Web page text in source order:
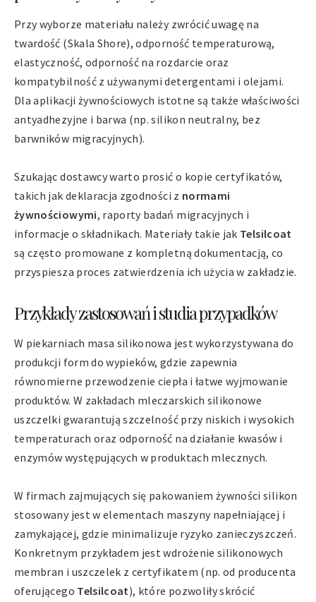
Przy wyborze materiału należy zwrócić uwagę na
twardość (Skala Shore), odporność temperaturową,
elastyczność, odporność na rozdarcie oraz
kompatybilność z używanymi detergentami i olejami.
Dla aplikacji żywnościowych istotne są także właściwości
antyadhezyjne i barwa (np. silikon neutralny, bez
barwników migracyjnych).
Szukając dostawcy warto prosić o kopie certyfikatów,
takich jak deklaracja zgodności z normami
żywnościowymi, raporty badań migracyjnych i
informacje o składnikach. Materiały takie jak Telsilcoat
są często promowane z kompletną dokumentacją, co
przyspiesza proces zatwierdzenia ich użycia w zakładzie.
Przykłady zastosowań i studia przypadków
W piekarniach masa silikonowa jest wykorzystywana do
produkcji form do wypieków, gdzie zapewnia
równomierne przewodzenie ciepła i łatwe wyjmowanie
produktów. W zakładach mleczarskich silikonowe
uszczelki gwarantują szczelność przy niskich i wysokich
temperaturach oraz odporność na działanie kwasów i
enzymów występujących w produktach mlecznych.
W firmach zajmujących się pakowaniem żywności silikon
stosowany jest w elementach maszyny napełniającej i
zamykającej, gdzie minimalizuje ryzyko zanieczyszczeń.
Konkretnym przykładem jest wdrożenie silikonowych
membran i uszczelek z certyfikatem (np. od producenta
oferującego Telsilcoat), które pozwoliły skrócić